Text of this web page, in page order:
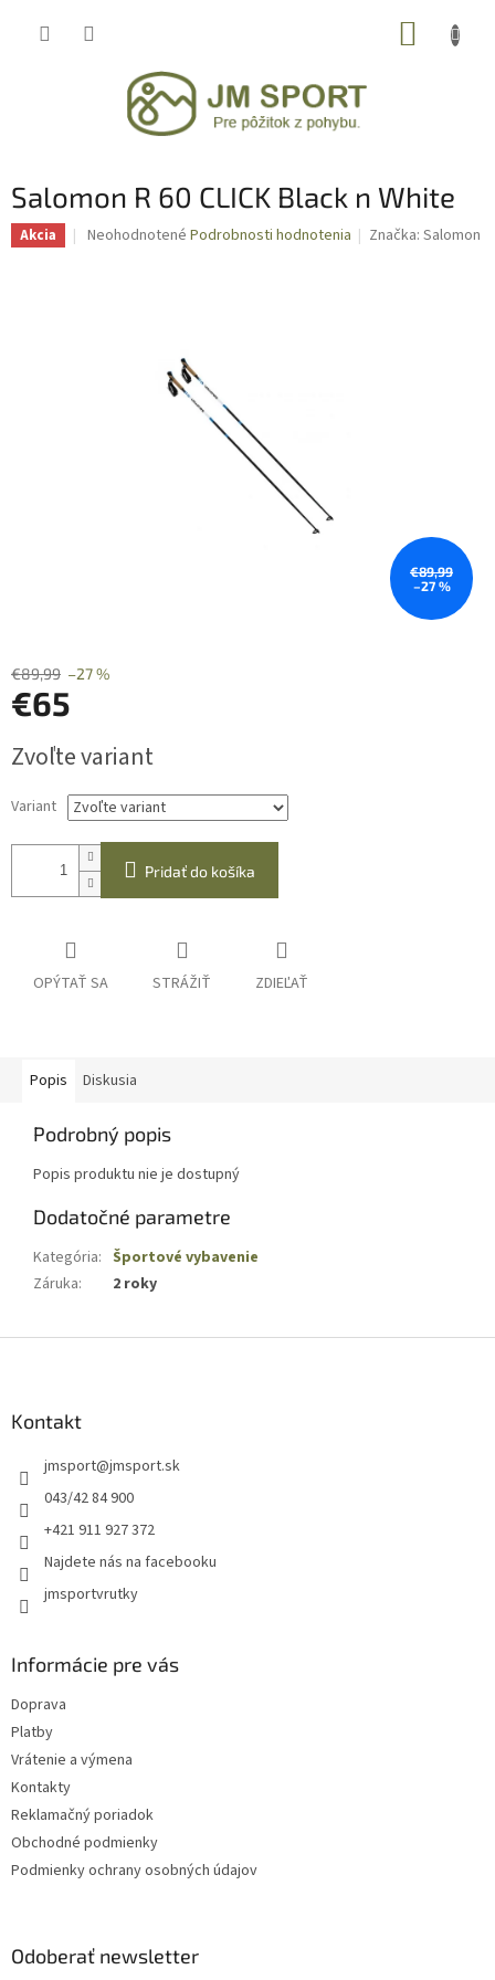
Salomon R 60 CLICK Black n White
Akcia
Priemerné
Neohodnotené Podrobnosti hodnotenia Značka:Salomon
€89,99
–27 %
€89,99 –27 %
€65
cena:
Zvoľte variant
Variant
Pridať do košíka
OPÝTAŤ SA STRÁŽIŤ ZDIEĽAŤ
Popis Diskusia
Podrobný popis
Popis produktu nie je dostupný
Dodatočné parametre
Kategória: Športové vybavenie
Záruka: 2 roky
Kontakt
jmsport@jmsport.sk
043/42 84 900
+421 911 927 372
Najdete nás na facebooku
jmsportvrutky
Informácie pre vás
Doprava
Platby
Vrátenie a výmena
Kontakty
Reklamačný poriadok
Obchodné podmienky
Podmienky ochrany osobných údajov
Odoberať newsletter